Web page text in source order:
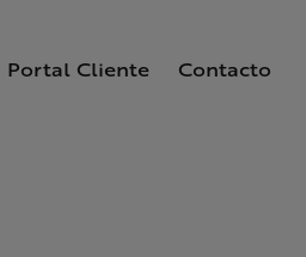
Portal Cliente Contacto